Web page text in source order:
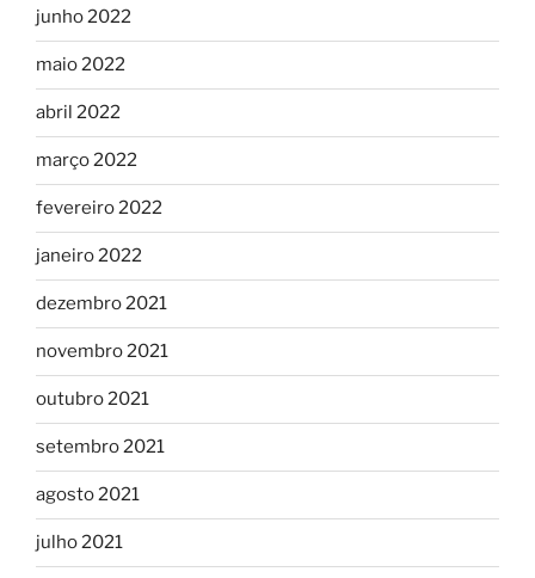
junho 2022
maio 2022
abril 2022
março 2022
fevereiro 2022
janeiro 2022
dezembro 2021
novembro 2021
outubro 2021
setembro 2021
agosto 2021
julho 2021